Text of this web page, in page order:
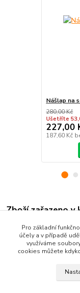
Nášlap na
280,00 Kč
Ušetříte
227,00
187,60 Kč
Zboží zařazeno v
Kusové koberce
BCF koberce
Pro základní
účely a v případě
využíváme
cookies můžete